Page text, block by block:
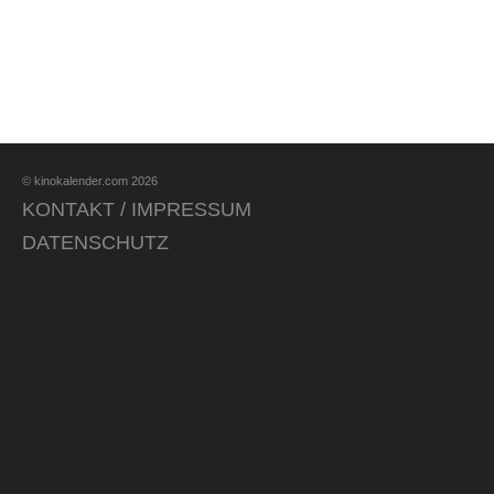
© kinokalender.com 2026
KONTAKT / IMPRESSUM
DATENSCHUTZ